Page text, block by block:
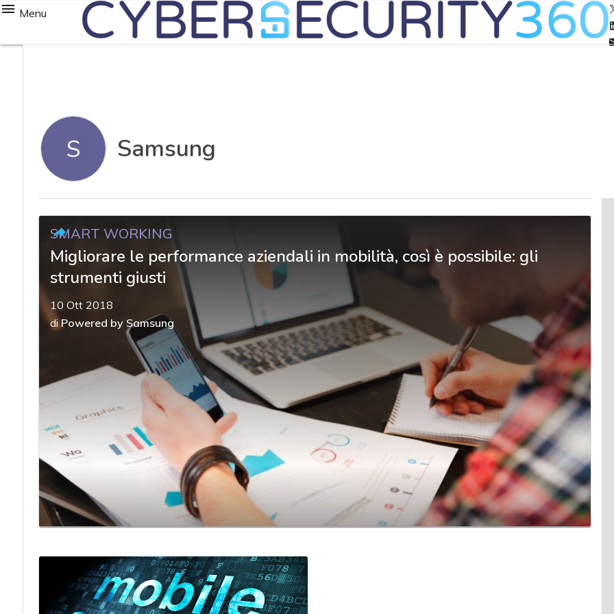
Menu
S Samsung
SMART WORKING
Migliorare le performance aziendali in mobilità, così è possibile: gli
strumenti giusti
10 Ott 2018
diPowered by Samsung